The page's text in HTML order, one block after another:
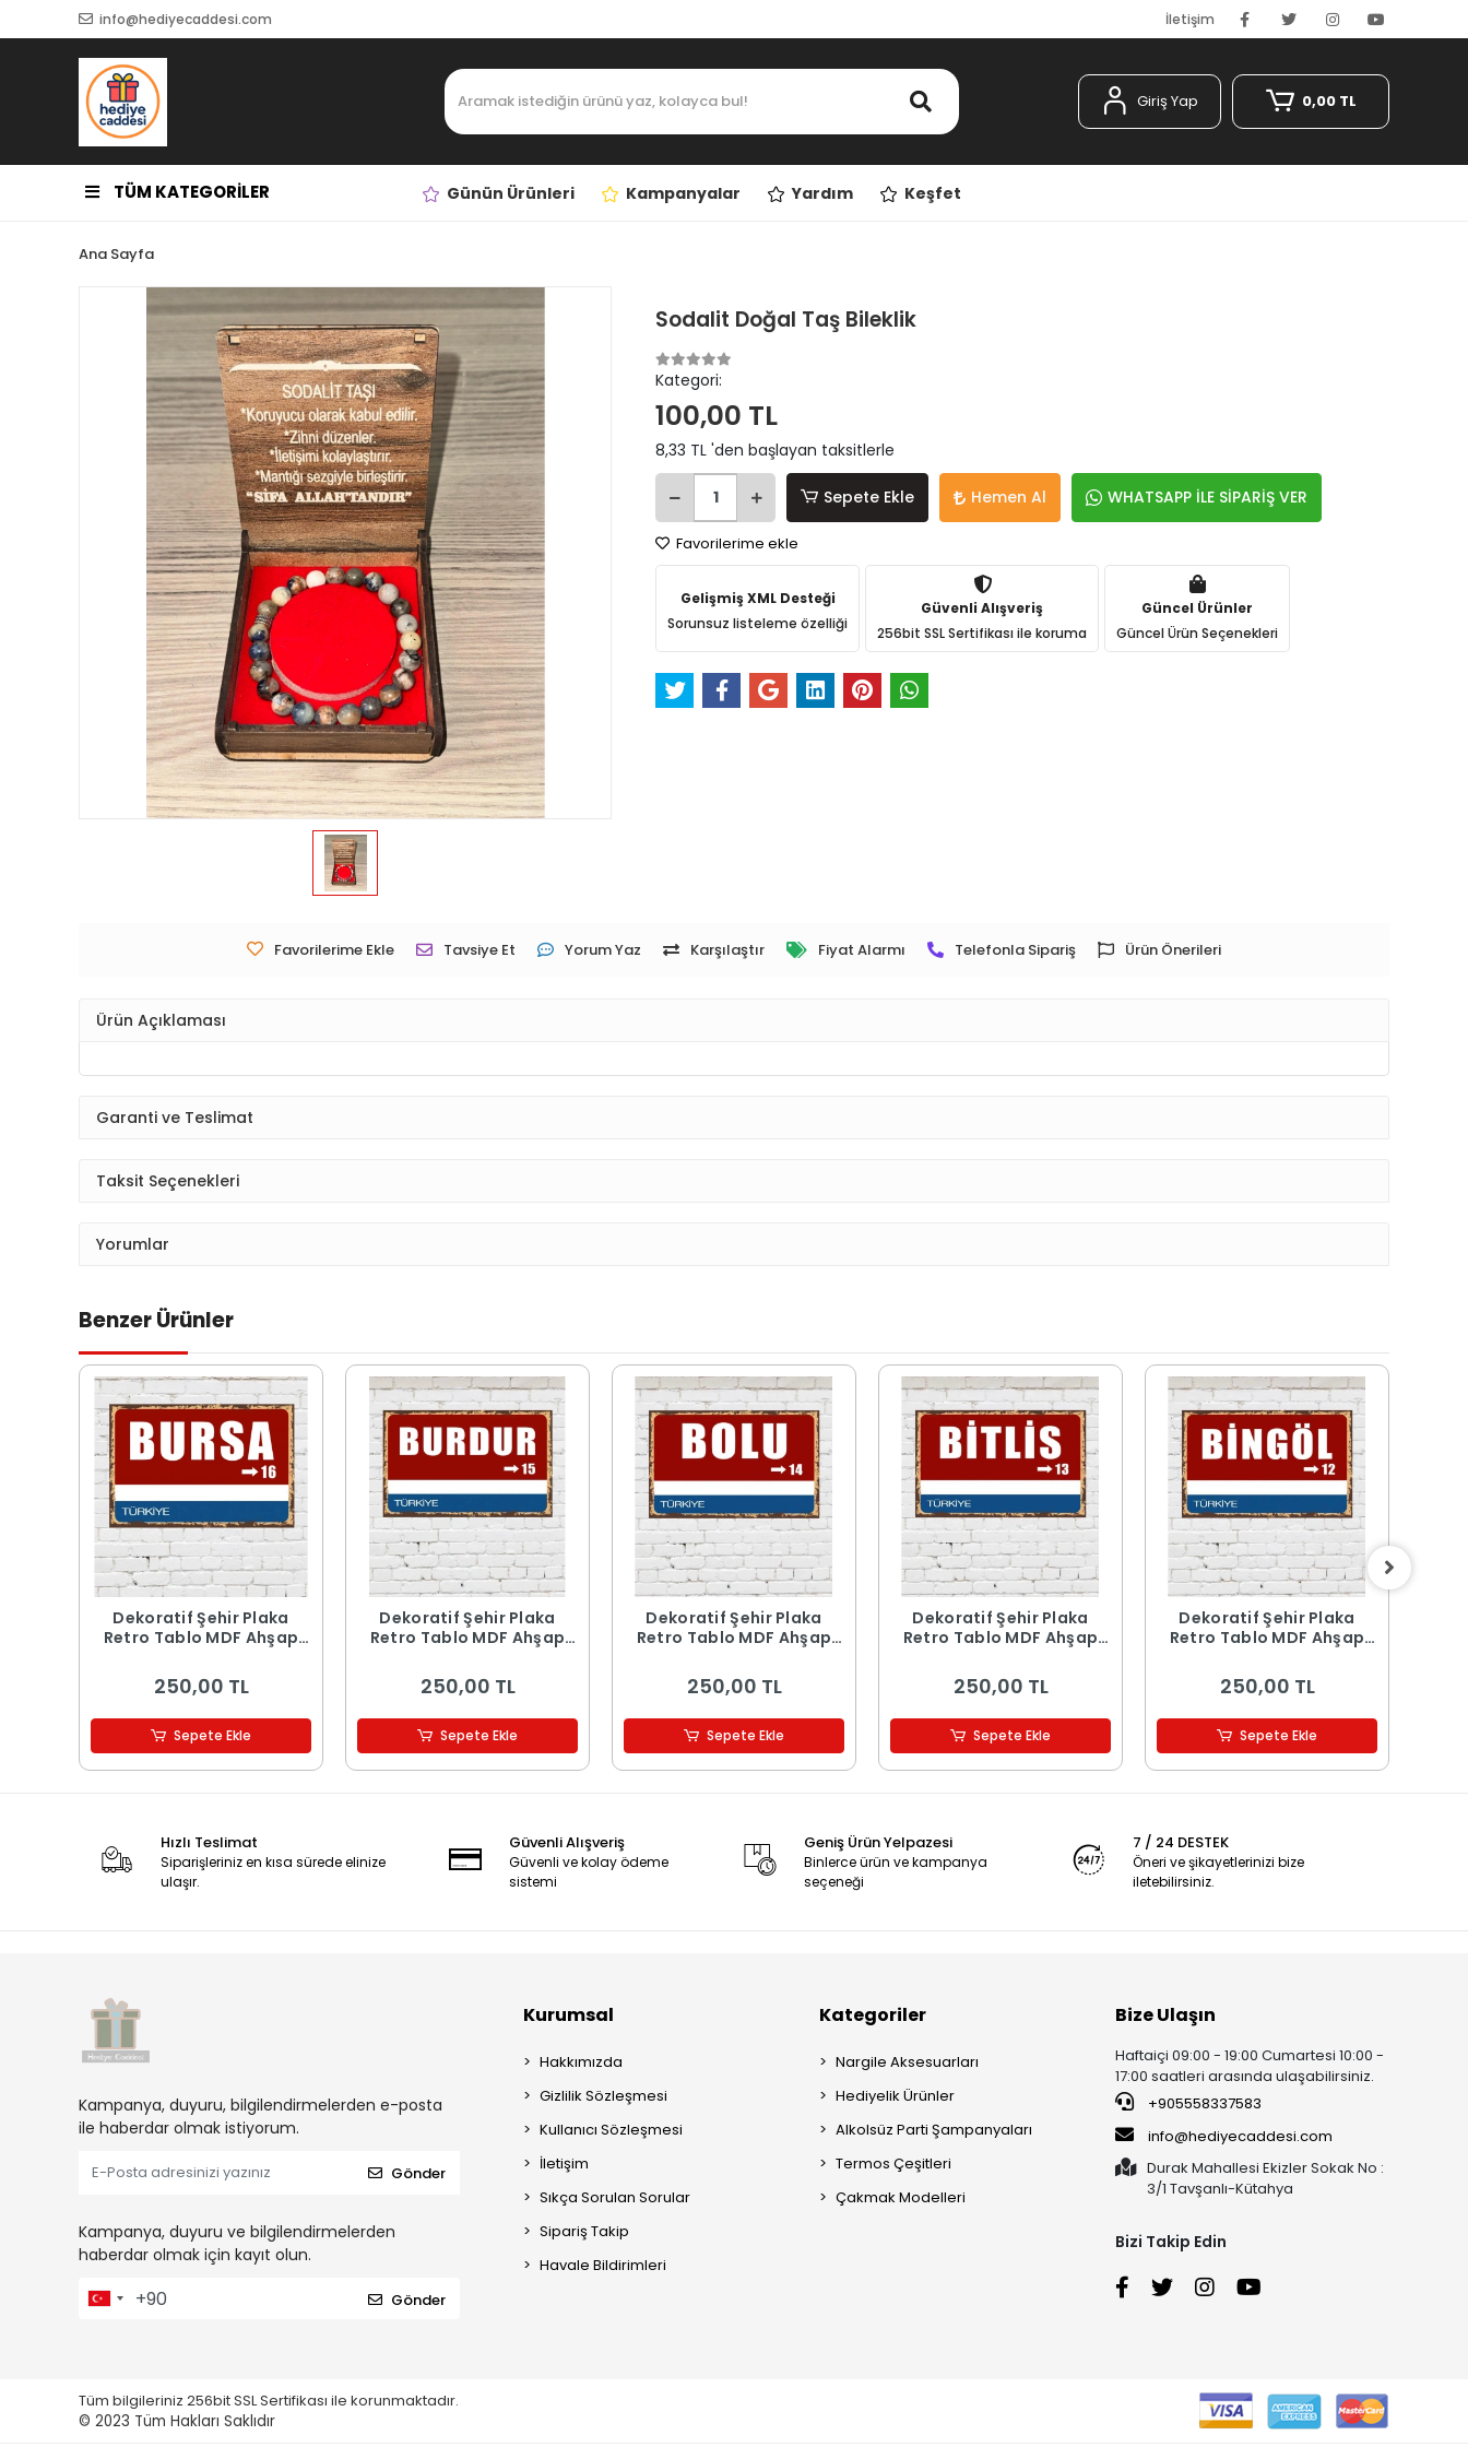
info@hediyecaddesi.com İletişim
Giriş Yap 0,00 TL
TÜM KATEGORİLER Günün Ürünleri Kampanyalar Yardım Keşfet
Ana Sayfa
Sodalit Doğal Taş Bileklik
Kategori:
100,00 TL
8,33 TL 'den başlayan taksitlerle
Sepete Ekle Hemen Al WHATSAPP İLE SİPARİŞ VER
Favorilerime ekle
Gelişmiş XML Desteği
Sorunsuz listeleme özelliği
Güvenli Alışveriş
256bit SSL Sertifikası ile koruma
Güncel Ürünler
Güncel Ürün Seçenekleri
Favorilerime Ekle Tavsiye Et Yorum Yaz Karşılaştır Fiyat Alarmı Telefonla Sipariş Ürün Önerileri
Ürün Açıklaması
Garanti ve Teslimat
Taksit Seçenekleri
Yorumlar
Benzer Ürünler
Dekoratif Şehir Plaka
Retro Tablo MDF Ahşap
250,00 TL
Sepete Ekle
Dekoratif Şehir Plaka
Retro Tablo MDF Ahşap
250,00 TL
Sepete Ekle
Dekoratif Şehir Plaka
Retro Tablo MDF Ahşap
250,00 TL
Sepete Ekle
Dekoratif Şehir Plaka
Retro Tablo MDF Ahşap
250,00 TL
Sepete Ekle
Dekoratif Şehir Plaka
Retro Tablo MDF Ahşap
250,00 TL
Sepete Ekle
Hızlı Teslimat
Siparişleriniz en kısa sürede elinize
ulaşır.
Güvenli Alışveriş
Güvenli ve kolay ödeme
sistemi
Geniş Ürün Yelpazesi
Binlerce ürün ve kampanya
seçeneği
7 / 24 DESTEK
Öneri ve şikayetlerinizi bize
iletebilirsiniz.
Kampanya, duyuru, bilgilendirmelerden e-posta
ile haberdar olmak istiyorum.
Gönder
Kampanya, duyuru ve bilgilendirmelerden
haberdar olmak için kayıt olun.
Gönder
Kurumsal
Hakkımızda
Gizlilik Sözleşmesi
Kullanıcı Sözleşmesi
İletişim
Sıkça Sorulan Sorular
Sipariş Takip
Havale Bildirimleri
Kategoriler
Nargile Aksesuarları
Hediyelik Ürünler
Alkolsüz Parti Şampanyaları
Termos Çeşitleri
Çakmak Modelleri
Bize Ulaşın
Haftaiçi 09:00 - 19:00 Cumartesi 10:00 -
17:00 saatleri arasında ulaşabilirsiniz.
+905558337583
info@hediyecaddesi.com
Durak Mahallesi Ekizler Sokak No :
3/1 Tavşanlı-Kütahya
Bizi Takip Edin
Tüm bilgileriniz 256bit SSL Sertifikası ile korunmaktadır.
© 2023 Tüm Hakları Saklıdır